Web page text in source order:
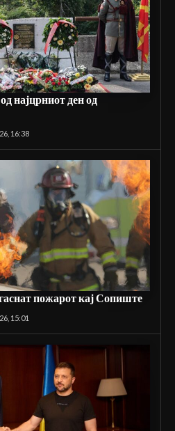
најцрниот ден од
16:38
пожарот кај Сопиште
15:01